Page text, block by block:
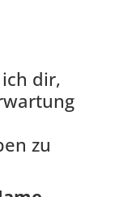
dir,
zu